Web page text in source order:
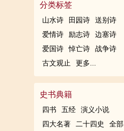
分类标签
山水诗 田园诗
送别诗
爱情诗
励志诗
边塞诗
爱国诗
悼亡诗
战争诗
古文观止
更多...
史书典籍
四书 五经
演义小说
四大名著
二十四史 全部